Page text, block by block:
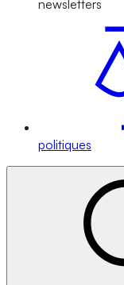
newsletters
politiques